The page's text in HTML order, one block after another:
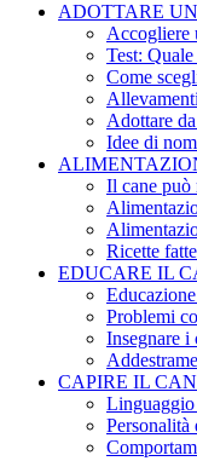
ADOTTARE
Accogliere
Test:
Come
Allevamenti
Adottare
Idee di
Il cane può
Ricette
EDUCARE IL
Problemi
Insegnare i
CAPIRE IL
Linguaggio
Personalità